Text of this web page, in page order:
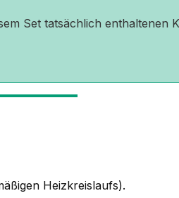
Set tatsächlich
Heizkreislaufs).